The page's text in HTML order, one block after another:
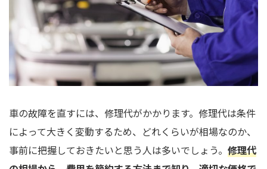
車の故障を直すには、修理代がかかります。修理代は条件
によって大きく変動するため、どれくらいが相場なのか、
事前に把握しておきたいと思う人は多いでしょう。 修理代